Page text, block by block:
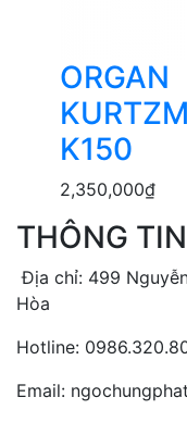
ORGAN
K150
2,350,000₫
THÔNG
Địa chỉ: 499
Hòa
Hotline:
Email: